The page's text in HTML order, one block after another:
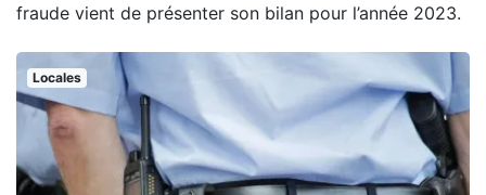
fraude vient de présenter son bilan pour l’année 2023.
Locales